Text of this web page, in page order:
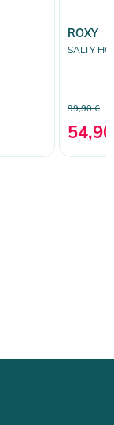
ROXY
SALTY
99,90 €